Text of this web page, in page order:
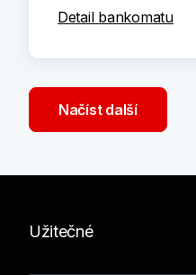
Detail bankomatu
Načíst další
Užitečné